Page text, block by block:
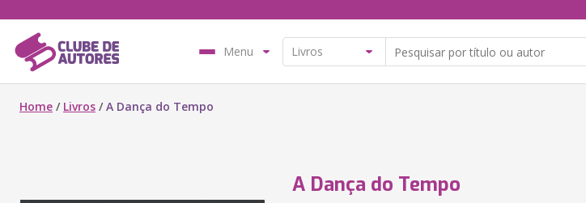
Menu
Home / Livros /A Dança do Tempo
A Dança do Tempo